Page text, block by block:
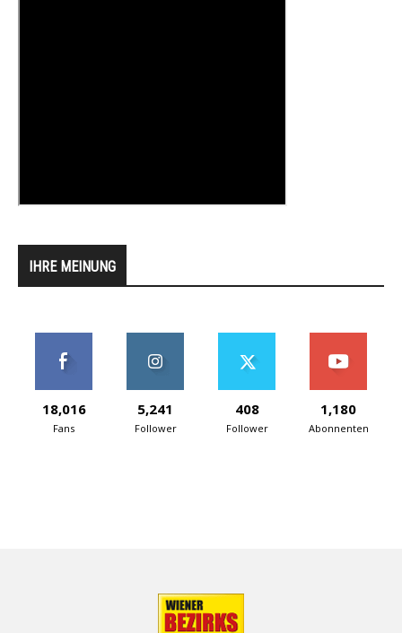
IHRE MEINUNG
18,016
Fans
5,241
Follower
408
Follower
1,180
Abonnenten